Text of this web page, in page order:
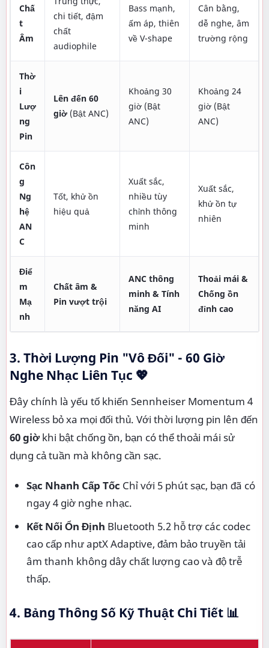
Chấ
t
Âm
chi tiết, đậm
chất
audiophile
Bass mạnh,
ấm áp, thiên
về V-shape
Cân bằng,
dễ nghe, âm
trường rộng
Thờ
i
Lượ
ng
Pin
Lên đến 60
giờ (Bật ANC)
Khoảng 30
giờ (Bật
ANC)
Khoảng 24
giờ (Bật
ANC)
Côn
g
Ng
hệ
AN
C
Tốt, khử ồn
hiệu quả
Xuất sắc,
nhiều tùy
chỉnh thông
minh
Xuất sắc,
khử ồn tự
nhiên
Điể
m
Mạ
nh
Chất âm &
Pin vượt trội
ANC thông
minh & Tính
năng AI
Thoải mái &
Chống ồn
đỉnh cao
3. Thời Lượng Pin "Vô Đối" - 60 Giờ
Nghe Nhạc Liên Tục 💖
Đây chính là yếu tố khiến Sennheiser Momentum 4
Wireless bỏ xa mọi đối thủ. Với thời lượng pin lên đến
60 giờ khi bật chống ồn, bạn có thể thoải mái sử
dụng cả tuần mà không cần sạc.
Sạc Nhanh Cấp Tốc Chỉ với 5 phút sạc, bạn đã có
ngay 4 giờ nghe nhạc.
Kết Nối Ổn Định Bluetooth 5.2 hỗ trợ các codec
cao cấp như aptX Adaptive, đảm bảo truyền tải
âm thanh không dây chất lượng cao và độ trễ
thấp.
4. Bảng Thông Số Kỹ Thuật Chi Tiết 📊